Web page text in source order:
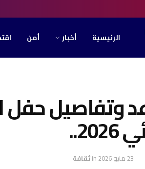
الرئيسية أخبار أمن
وتفاصيل حفل
23 مايو 2026 inثقافة